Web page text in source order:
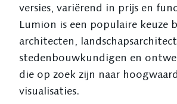
versies, variërend in prijs en
Lumion is een populaire keuze
architecten,
stedenbouwkundigen en
die op zoek zijn naar
visualisaties.